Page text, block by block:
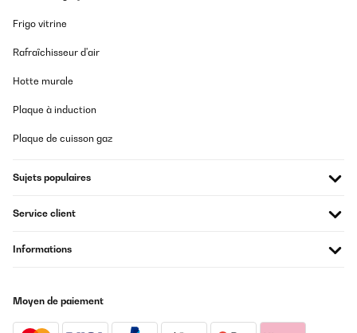
Frigo vitrine
Rafraîchisseur d'air
Hotte murale
Plaque à induction
Plaque de cuisson gaz
Sujets populaires
Service client
Informations
Moyen de paiement